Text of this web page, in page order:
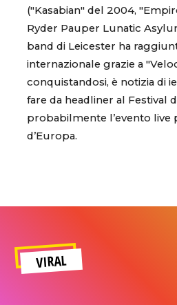
("Kasabian" del 2004,
Ryder Pauper Lunatic
band di Leicester ha
internazionale grazie a
conquistandosi, è notizia di
fare da headliner al Festival
probabilmente l’evento live
d’Europa.
VIRAL